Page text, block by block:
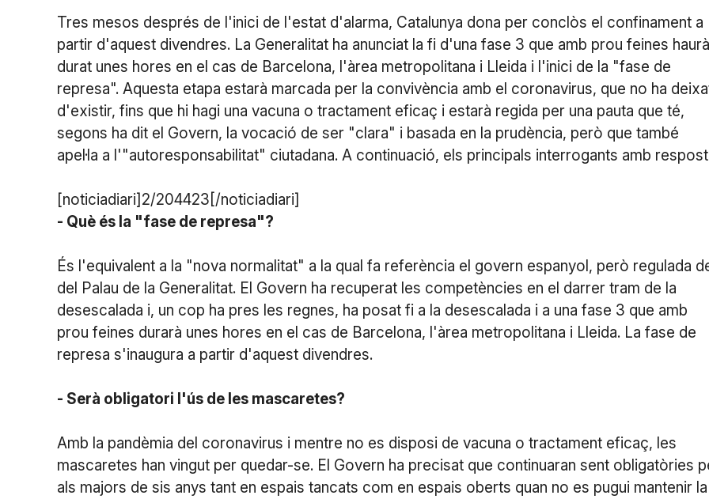
Tres mesos després de l'inici de l'estat d'alarma, Catalunya dona per conclòs el confinament a
partir d'aquest divendres. La Generalitat ha anunciat la fi d'una fase 3 que amb prou feines haurà
durat unes hores en el cas de Barcelona, l'àrea metropolitana i Lleida i l'inici de la "fase de
represa". Aquesta etapa estarà marcada per la convivència amb el coronavirus, que no ha
d'existir, fins que hi hagi una vacuna o tractament eficaç i estarà regida per una pauta que té,
segons ha dit el Govern, la vocació de ser "clara" i basada en la prudència, però que també
apel·la a l'"autoresponsabilitat" ciutadana. A continuació, els principals interrogants amb
[noticiadiari]2/204423[/noticiadiari]
- Què és la "fase de represa"?
És l'equivalent a la "nova normalitat" a la qual fa referència el govern espanyol, però regulada
del Palau de la Generalitat. El Govern ha recuperat les competències en el darrer tram de la
desescalada i, un cop ha pres les regnes, ha posat fi a la desescalada i a una fase 3 que amb
prou feines durarà unes hores en el cas de Barcelona, l'àrea metropolitana i Lleida. La fase de
represa s'inaugura a partir d'aquest divendres.
- Serà obligatori l'ús de les mascaretes?
Amb la pandèmia del coronavirus i mentre no es disposi de vacuna o tractament eficaç, les
mascaretes han vingut per quedar-se. El Govern ha precisat que continuaran sent obligatòries
als majors de sis anys tant en espais tancats com en espais oberts quan no es pugui mantenir la